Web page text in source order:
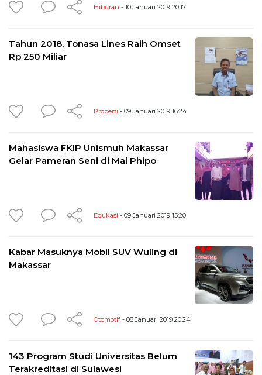
Hiburan - 10 Januari 2019 20:17
Tahun 2018, Tonasa Lines Raih Omset
Rp 250 Miliar
Properti - 09 Januari 2019 16:24
Mahasiswa FKIP Unismuh Makassar
Gelar Pameran Seni di Mal Phipo
Edukasi - 09 Januari 2019 15:20
Kabar Masuknya Mobil SUV Wuling di
Makassar
Otomotif - 08 Januari 2019 20:24
143 Program Studi Universitas Belum
Terakreditasi di Sulawesi